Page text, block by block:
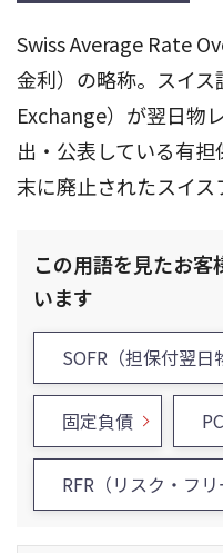
Swiss Average Rate
金利）の略称。スイス
Exchange）が翌日物
出・公表している有
末に廃止されたスイス
この用語を見たお客
います
SOFR（担保付翌日
固定負債
RFR（リスク・フリ